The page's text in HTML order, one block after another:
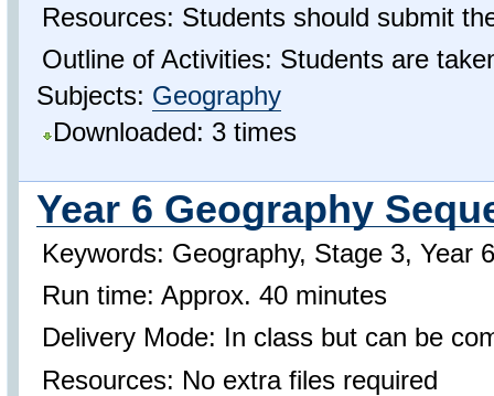
Resources: Students should submit
Outline of Activities: Students are
Subjects: Geography
Downloaded: 3 times
Year 6 Geography
Keywords: Geography, Stage 3, Year
Run time: Approx. 40 minutes
Delivery Mode: In class but can be
Resources: No extra files required